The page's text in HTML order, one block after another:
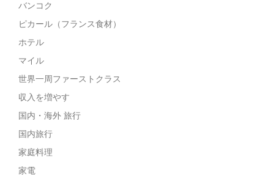
バンコク
ピカール（フランス食材）
ホテル
マイル
世界一周ファーストクラス
収入を増やす
国内・海外 旅行
国内旅行
家庭料理
家電